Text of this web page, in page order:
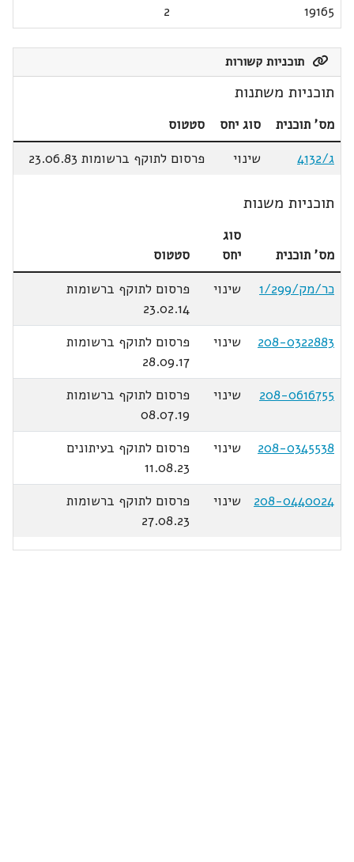
19165
2
תוכניות קשורות
תוכניות משתנות
מס' תוכנית סוג יחס
סטטוס
ג/4132
שינוי פרסום לתוקף ברשומות 23.06.83
תוכניות משנות
מס' תוכנית
סוג
יחס
סטטוס
כר/מק/1/299
שינוי
פרסום לתוקף ברשומות
23.02.14
208-0322883
שינוי
פרסום לתוקף ברשומות
28.09.17
208-0616755
שינוי
פרסום לתוקף ברשומות
08.07.19
208-0345538
שינוי
פרסום לתוקף בעיתונים
11.08.23
208-0440024
שינוי
פרסום לתוקף ברשומות
27.08.23